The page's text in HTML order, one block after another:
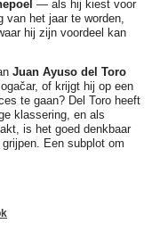
— als hij kiest voor
het jaar te worden,
hij zijn voordeel kan
Juan Ayuso del Toro
of krijgt hij op een
te gaan? Del Toro heeft
klassering, en als
is het goed denkbaar
Een subplot om